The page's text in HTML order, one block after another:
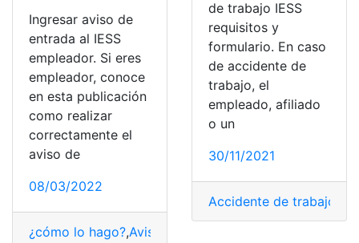
Ingresar aviso de
entrada al IESS
empleador. Si eres
empleador, conoce
en esta publicación
como realizar
correctamente el
aviso de
08/03/2022
¿cómo lo hago?,Aviso de entrada
de trabajo IESS
requisitos y
formulario. En caso
de accidente de
trabajo, el
empleado, afiliado
o un
30/11/2021
Accidente de trabajo